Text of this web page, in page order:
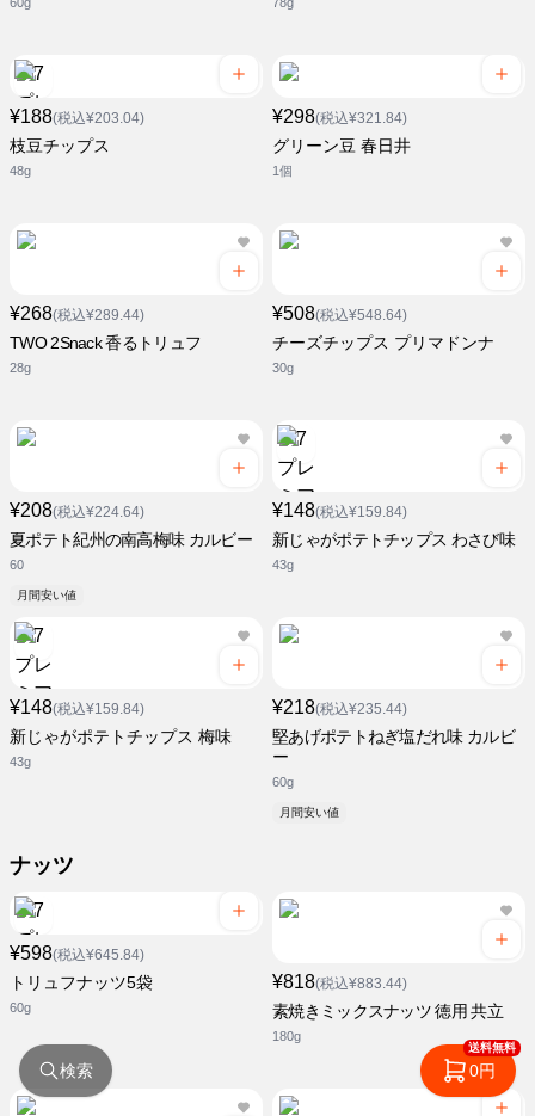
¥188(税込¥203.04)
枝豆チップス
48g
¥298(税込¥321.84)
グリーン豆 春日井
1個
¥268(税込¥289.44)
TWO 2Snack 香るトリュフ
28g
¥508(税込¥548.64)
チーズチップス プリマドンナ
30g
¥208(税込¥224.64)
夏ポテト紀州の南高梅味 カルビー
60
月間安い値
¥148(税込¥159.84)
新じゃがポテトチップス わさび味
43g
¥148(税込¥159.84)
新じゃがポテトチップス 梅味
43g
¥218(税込¥235.44)
堅あげポテトねぎ塩だれ味 カルビ
ー
60g
月間安い値
ナッツ
¥598(税込¥645.84)
トリュフナッツ5袋
60g
¥818(税込¥883.44)
素焼きミックスナッツ 徳用 共立
180g
検索
送料無料
0円